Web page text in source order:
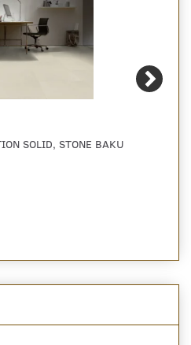
SOLID, STONE BAKU